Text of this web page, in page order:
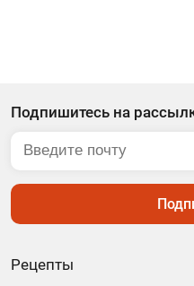
Рецепты
Подпишитесь на